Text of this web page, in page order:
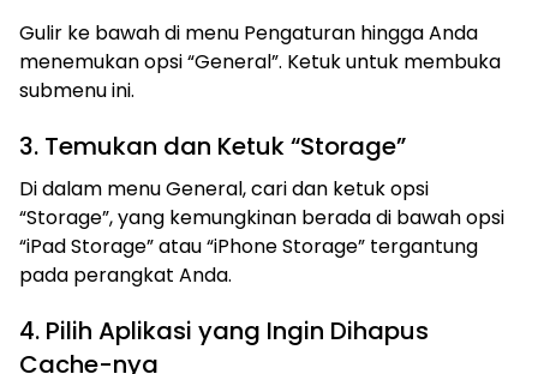
Gulir ke bawah di menu Pengaturan hingga Anda
menemukan opsi “General”. Ketuk untuk membuka
submenu ini.
3. Temukan dan Ketuk “Storage”
Di dalam menu General, cari dan ketuk opsi
“Storage”, yang kemungkinan berada di bawah opsi
“iPad Storage” atau “iPhone Storage” tergantung
pada perangkat Anda.
4. Pilih Aplikasi yang Ingin Dihapus
Cache-nya